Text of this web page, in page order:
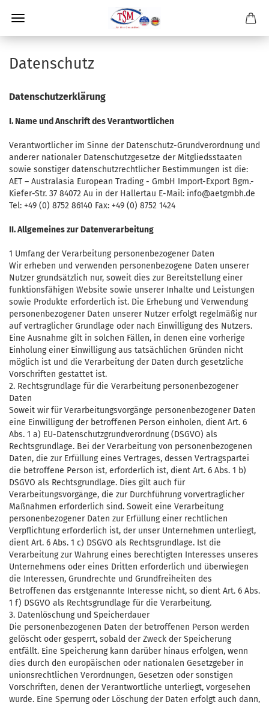
Datenschutz
Datenschutzerklärung
I. Name und Anschrift des Verantwortlichen
Verantwortlicher im Sinne der Datenschutz-Grundverordnung und
anderer nationaler Datenschutzgesetze der Mitgliedsstaaten
sowie sonstiger datenschutzrechtlicher Bestimmungen ist die:
AET – Australasia European Trading - GmbH Import-Export Bgm.-
Kiefer-Str. 37 84072 Au in der Hallertau E-Mail: info@aetgmbh.de
Tel: +49 (0) 8752 86140 Fax: +49 (0) 8752 1424
II. Allgemeines zur Datenverarbeitung
1 Umfang der Verarbeitung personenbezogener Daten
Wir erheben und verwenden personenbezogene Daten unserer
Nutzer grundsätzlich nur, soweit dies zur Bereitstellung einer
funktionsfähigen Website sowie unserer Inhalte und Leistungen
sowie Produkte erforderlich ist. Die Erhebung und Verwendung
personenbezogener Daten unserer Nutzer erfolgt regelmäßig nur
auf vertraglicher Grundlage oder nach Einwilligung des Nutzers.
Eine Ausnahme gilt in solchen Fällen, in denen eine vorherige
Einholung einer Einwilligung aus tatsächlichen Gründen nicht
möglich ist und die Verarbeitung der Daten durch gesetzliche
Vorschriften gestattet ist.
2. Rechtsgrundlage für die Verarbeitung personenbezogener
Daten
Soweit wir für Verarbeitungsvorgänge personenbezogener Daten
eine Einwilligung der betroffenen Person einholen, dient Art. 6
Abs. 1 a) EU-Datenschutzgrundverordnung (DSGVO) als
Rechtsgrundlage. Bei der Verarbeitung von personenbezogenen
Daten, die zur Erfüllung eines Vertrages, dessen Vertragspartei
die betroffene Person ist, erforderlich ist, dient Art. 6 Abs. 1 b)
DSGVO als Rechtsgrundlage. Dies gilt auch für
Verarbeitungsvorgänge, die zur Durchführung vorvertraglicher
Maßnahmen erforderlich sind. Soweit eine Verarbeitung
personenbezogener Daten zur Erfüllung einer rechtlichen
Verpflichtung erforderlich ist, der unser Unternehmen unterliegt,
dient Art. 6 Abs. 1 c) DSGVO als Rechtsgrundlage. Ist die
Verarbeitung zur Wahrung eines berechtigten Interesses unseres
Unternehmens oder eines Dritten erforderlich und überwiegen
die Interessen, Grundrechte und Grundfreiheiten des
Betroffenen das erstgenannte Interesse nicht, so dient Art. 6 Abs.
1 f) DSGVO als Rechtsgrundlage für die Verarbeitung.
3. Datenlöschung und Speicherdauer
Die personenbezogenen Daten der betroffenen Person werden
gelöscht oder gesperrt, sobald der Zweck der Speicherung
entfällt. Eine Speicherung kann darüber hinaus erfolgen, wenn
dies durch den europäischen oder nationalen Gesetzgeber in
unionsrechtlichen Verordnungen, Gesetzen oder sonstigen
Vorschriften, denen der Verantwortliche unterliegt, vorgesehen
wurde. Eine Sperrung oder Löschung der Daten erfolgt auch dann,